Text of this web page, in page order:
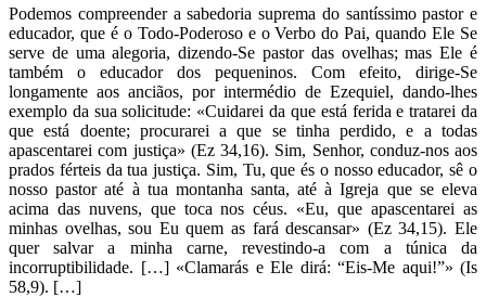
Podemos compreender a sabedoria suprema do santíssimo pastor e
educador, que é o Todo-Poderoso e o Verbo do Pai, quando Ele Se
serve de uma alegoria, dizendo-Se pastor das ovelhas; mas Ele é
também o educador dos pequeninos. Com efeito, dirige-Se
longamente aos anciãos, por intermédio de Ezequiel, dando-lhes
exemplo da sua solicitude: «Cuidarei da que está ferida e tratarei da
que está doente; procurarei a que se tinha perdido, e a todas
apascentarei com justiça» (Ez 34,16). Sim, Senhor, conduz-nos aos
prados férteis da tua justiça. Sim, Tu, que és o nosso educador, sê o
nosso pastor até à tua montanha santa, até à Igreja que se eleva
acima das nuvens, que toca nos céus. «Eu, que apascentarei as
minhas ovelhas, sou Eu quem as fará descansar» (Ez 34,15). Ele
quer salvar a minha carne, revestindo-a com a túnica da
incorruptibilidade. […] «Clamarás e Ele dirá: “Eis-Me aqui!”» (Is
58,9). […]